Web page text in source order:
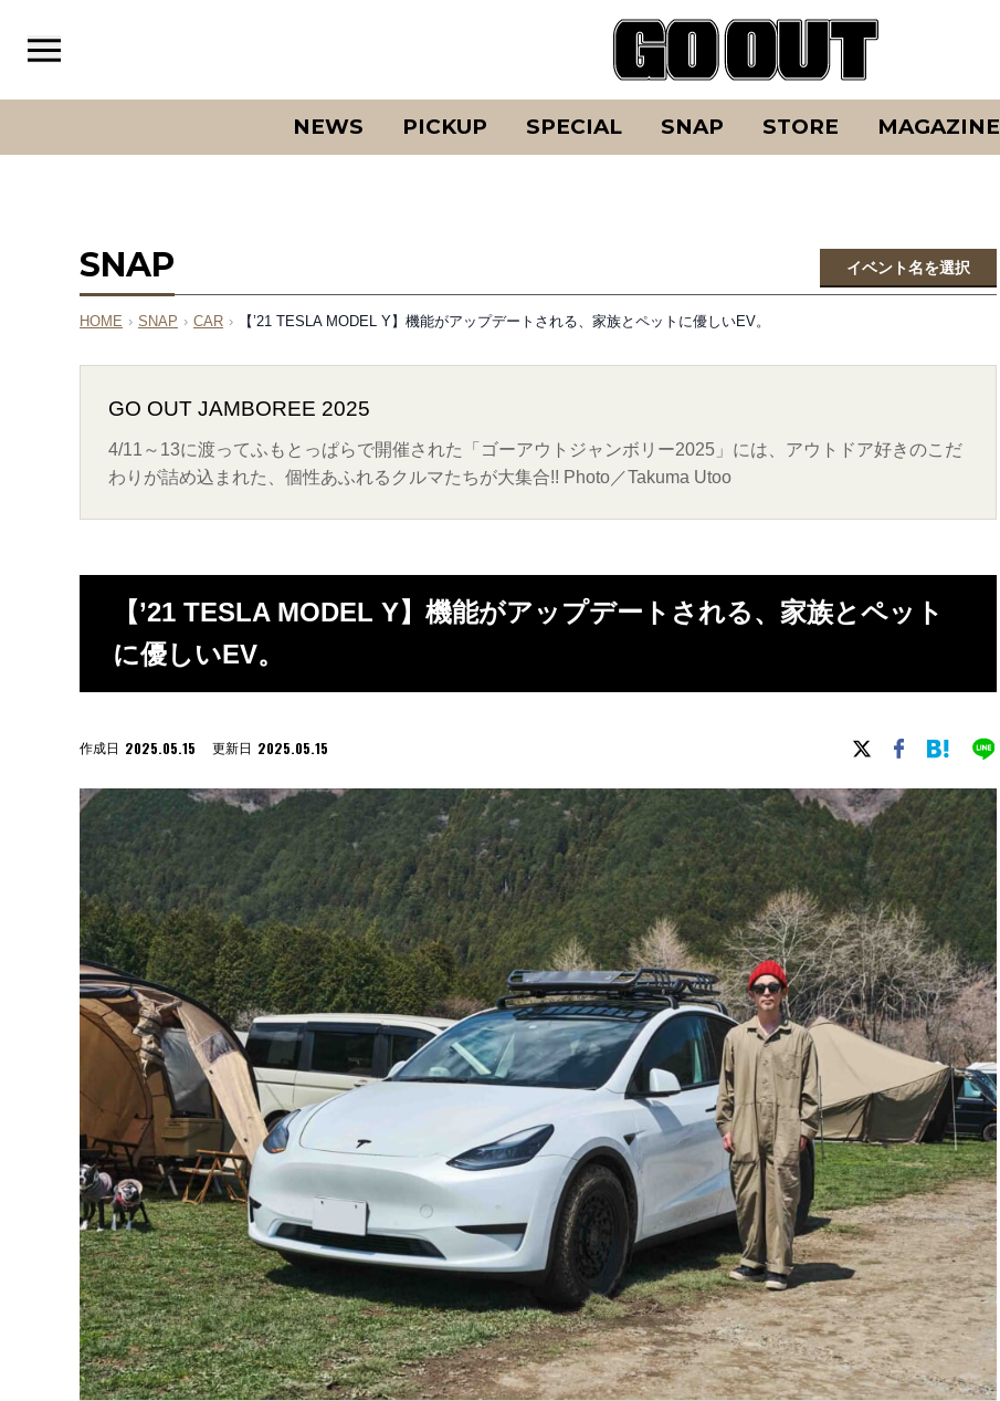
NEWS PICKUP SPECIAL SNAP STORE MAGAZINE
SNAP イベント名を選択
HOME › SNAP › CAR › 【’21 TESLA MODEL Y】機能がアップデートされる、家族とペットに優しいEV。
GO OUT JAMBOREE 2025
4/11～13に渡ってふもとっぱらで開催された「ゴーアウトジャンボリー2025」には、アウトドア好きのこだ
わりが詰め込まれた、個性あふれるクルマたちが大集合!! Photo／Takuma Utoo
【’21 TESLA MODEL Y】機能がアップデートされる、家族とペット
に優しいEV。
作成日 2025.05.15 更新日 2025.05.15